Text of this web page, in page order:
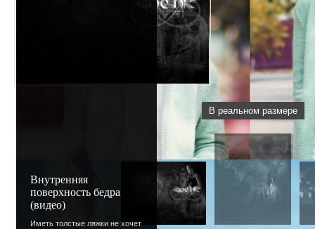
Внутренняя
поверхность бедра
(видео)
Иметь толстые ляжки не хочет
Добавил : Клякса
Рейтинг 0.0/0
В реальном размере